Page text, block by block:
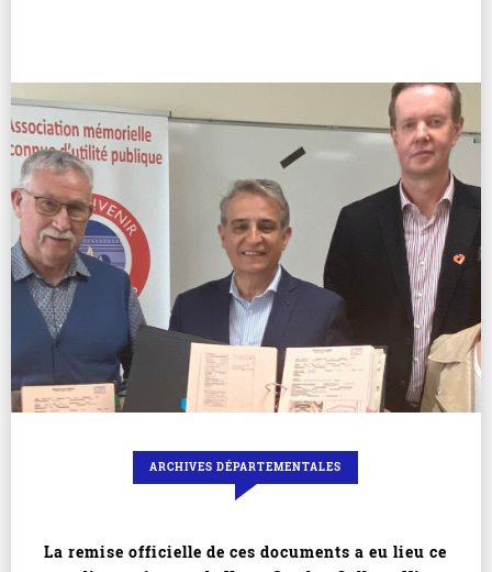
ARCHIVES DÉPARTEMENTALES
La remise officielle de ces documents a eu lieu ce